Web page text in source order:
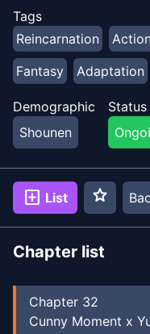
pertempuran, dalam
kehidupan akademi!
brilian sang pahlawan
dikenal sebagai "Putri
Prajurit yang paling
hiburan dunia lain
Tags
Reincarnation
Fantasy
Adaptation
Demographic
Shounen
Status
add_box List star
Chapter list
Chapter 32
Cunny Moment x